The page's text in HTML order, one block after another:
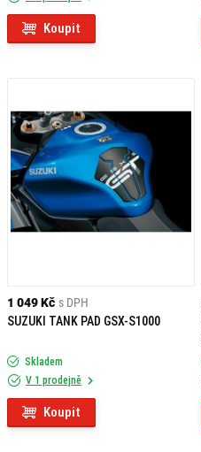
Koupit
1 049 Kč s DPH
SUZUKI TANK PAD GSX-S1000
Skladem
V 1 prodejně
Koupit